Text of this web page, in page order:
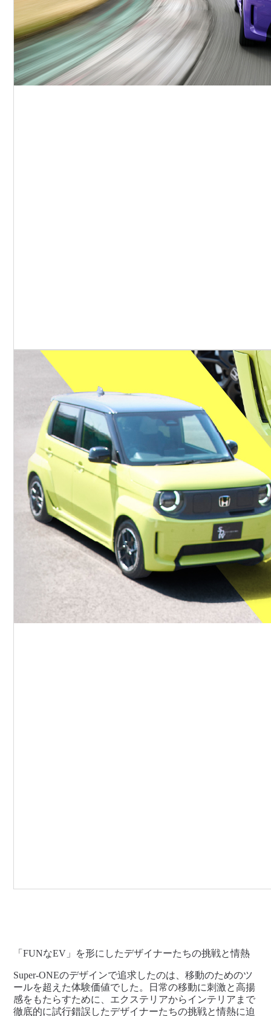
「FUNなEV」を形にしたデザイナーたちの挑戦と情熱
Super-ONEのデザインで追求したのは、移動のためのツ
ールを超えた体験価値でした。日常の移動に刺激と高揚
感をもたらすために、エクステリアからインテリアまで
徹底的に試行錯誤したデザイナーたちの挑戦と情熱に迫